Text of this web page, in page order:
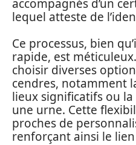
accompagnés d’un
lequel atteste de
Ce processus, bien
rapide, est
choisir diverses
cendres, notamment
lieux significatifs ou
une urne. Cette
proches de
renforçant ainsi le